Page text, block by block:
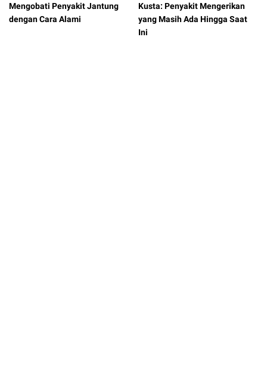
Mengobati Penyakit Jantung
dengan Cara Alami
Kusta: Penyakit Mengerikan
yang Masih Ada Hingga Saat
Ini